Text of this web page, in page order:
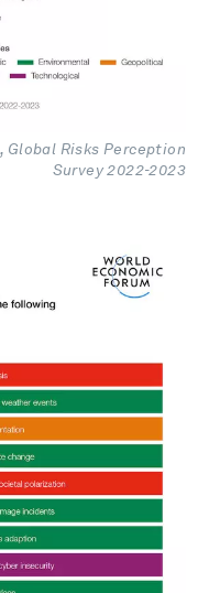
Global Risks Perception
Survey 2022-2023